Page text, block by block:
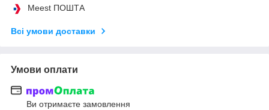
Meest ПОШТА
Всі умови доставки
Умови оплати
Ви отримаєте замовлення